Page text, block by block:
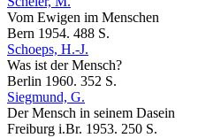
Vom Ewigen im Menschen
Bern 1954. 488 S.
Schoeps, H.-J.
Was ist der Mensch?
Berlin 1960. 352 S.
Siegmund, G.
Der Mensch in seinem Dasein
Freiburg i.Br. 1953. 250 S.